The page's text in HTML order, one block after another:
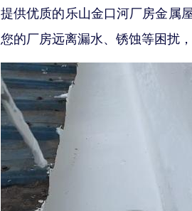
提供优质的乐山金口河厂房金属
您的厂房远离漏水、锈蚀等困扰